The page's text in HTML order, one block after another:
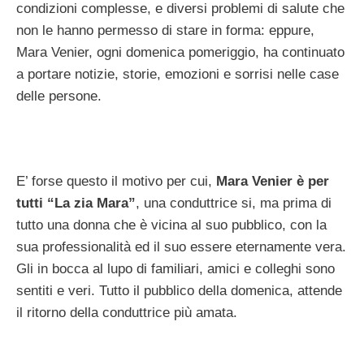
condizioni complesse, e diversi problemi di salute che
non le hanno permesso di stare in forma: eppure,
Mara Venier, ogni domenica pomeriggio, ha continuato
a portare notizie, storie, emozioni e sorrisi nelle case
delle persone.
E’ forse questo il motivo per cui, Mara Venier è per
tutti “La zia Mara”, una conduttrice si, ma prima di
tutto una donna che è vicina al suo pubblico, con la
sua professionalità ed il suo essere eternamente vera.
Gli in bocca al lupo di familiari, amici e colleghi sono
sentiti e veri. Tutto il pubblico della domenica, attende
il ritorno della conduttrice più amata.